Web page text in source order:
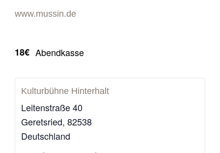
www.mussin.de
18€ Abendkasse
Kulturbühne Hinterhalt
Leitenstraße 40
Geretsried, 82538
Deutschland